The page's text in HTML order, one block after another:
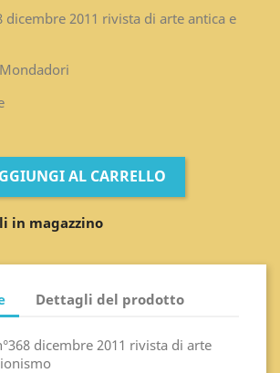
dicembre 2011 rivista di arte antica e
AL CARRELLO
in magazzino
Dettagli del prodotto
dicembre 2011 rivista di arte